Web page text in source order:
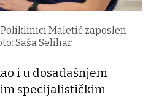
Maletić zaposlen
Saša Selihar
i u dosadašnjem
specijalističkim